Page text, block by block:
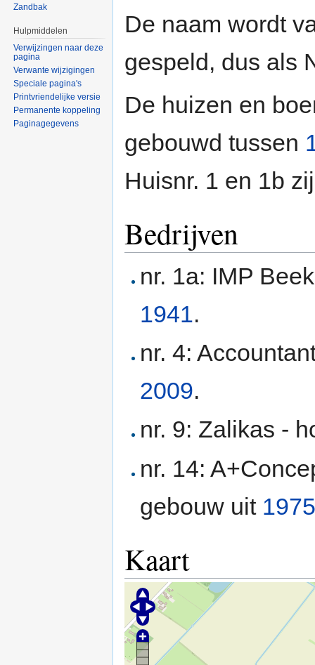
De naam wordt
gespeld, dus als
De huizen en
gebouwd tussen
Huisnr. 1 en 1b
Bedrijven
nr. 1a: IMP
1941.
nr. 4:
2009.
nr. 9: Zalikas -
nr. 14:
gebouw uit
Kaart
Zandbak
Hulpmiddelen
Verwijzingen naar deze
pagina
Verwante wijzigingen
Speciale pagina's
Printvriendelijke versie
Permanente koppeling
Paginagegevens